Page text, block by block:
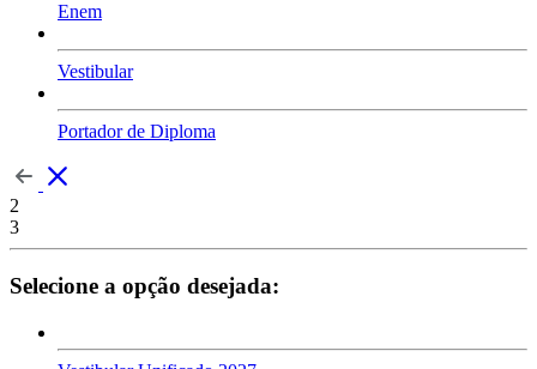
Enem
Vestibular
Portador de Diploma
2
3
Selecione a opção desejada: